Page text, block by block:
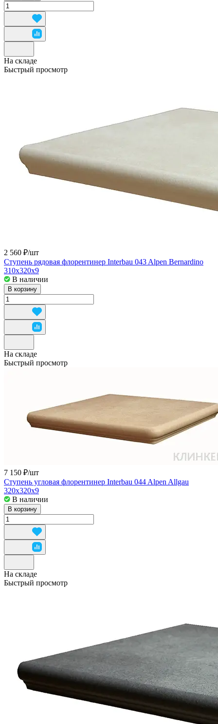
На складе
Быстрый просмотр
2 560 ₽/шт
Ступень рядовая флорентинер Interbau 043 Alpen Bernardino
310x320x9
В наличии
В корзину
На складе
Быстрый просмотр
7 150 ₽/шт
Ступень угловая флорентинер Interbau 044 Alpen Allgau
320x320x9
В наличии
В корзину
На складе
Быстрый просмотр